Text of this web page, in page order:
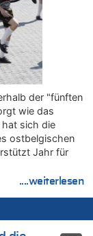
und gewinnt
und gewinnt
gefasst
hinter den
amtlich
hinter den
der "fünften
wie das
hat sich die
ostbelgischen
Jahr für
....weiterlesen